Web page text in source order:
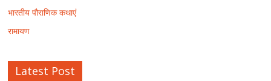
भारतीय पौराणिक कथाएं
रामायण
Latest Post